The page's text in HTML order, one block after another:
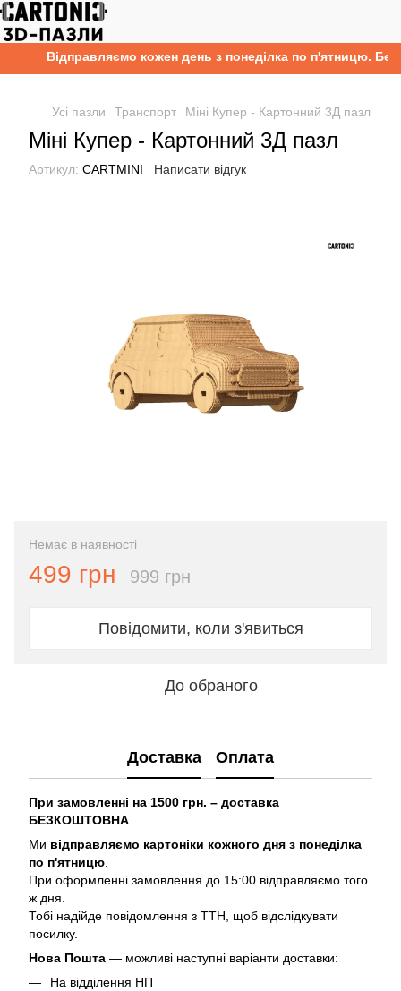
Відправляємо кожен день з понеділка по п'ятницю.
Усі пазли Транспорт Міні Купер - Картонний 3Д пазл
Міні Купер - Картонний 3Д пазл
Артикул: CARTMINI Написати відгук
Немає в наявності
499 грн 999 грн
Повідомити, коли з'явиться
До обраного
Доставка Оплата
При замовленні на 1500 грн. – доставка
БЕЗКОШТОВНА
Ми відправляємо картоніки кожного дня з понеділка
по п'ятницю
При оформленні замовлення до 15:00 відправляємо того
ж дня.
Тобі надійде повідомлення з ТТН, щоб відслідкувати
посилку.
Нова Пошта — можливі наступні варіанти доставки:
На відділення НП